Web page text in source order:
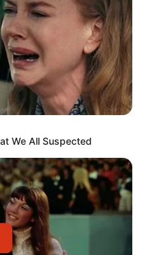
We All Suspected